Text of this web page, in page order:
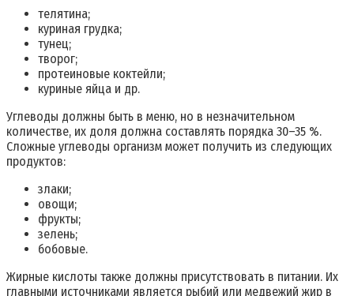
телятина;
куриная грудка;
тунец;
творог;
протеиновые коктейли;
куриные яйца и др.
Углеводы должны быть в меню, но в незначительном
количестве, их доля должна составлять порядка 30–35 %.
Сложные углеводы организм может получить из следующих
продуктов:
злаки;
овощи;
фрукты;
зелень;
бобовые.
Жирные кислоты также должны присутствовать в питании. Их
главными источниками является рыбий или медвежий жир в